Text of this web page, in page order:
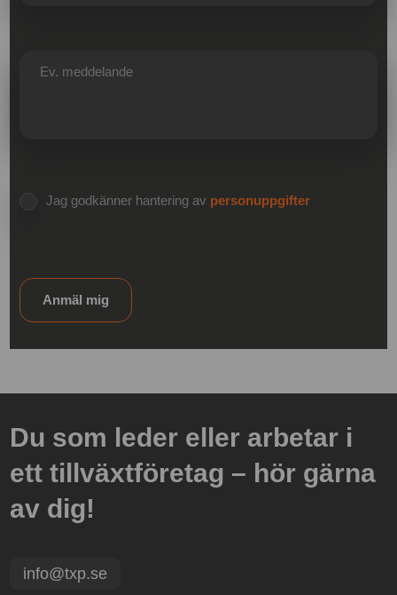
Jag godkänner hantering av personuppgifter
Anmäl mig
Du som leder eller arbetar i
ett tillväxtföretag – hör gärna
av dig!
info@txp.se